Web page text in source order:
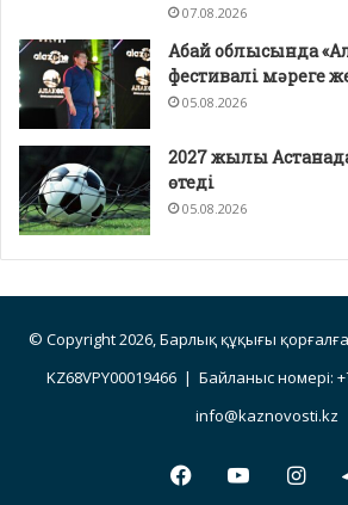
07.08.2026
Абай облысында
фестивалі мәреге
05.08.2026
2027 жылы
өтеді
05.08.2026
© Copyright 2026, Барлық құқығы
KZ68VPY00019466 | Байланыс номері:
info@kaznovosti.kz
Facebook
YouTube